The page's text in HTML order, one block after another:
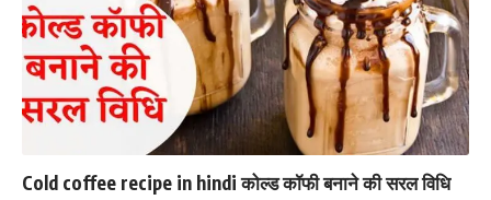
Cold coffee recipe in hindi कोल्ड कॉफी बनाने की सरल विधि